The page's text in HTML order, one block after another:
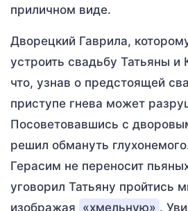
приличном виде.
Дворецкий Гаврила,
устроить свадьбу Татьяны и
что, узнав о предстоящей
приступе гнева может
Посоветовавшись с
решил обмануть
Герасим не переносит
уговорил Татьяну пройтись
изображая «хмельную» .